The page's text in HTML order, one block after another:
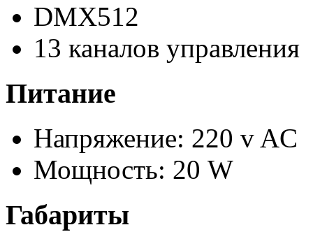
DMX512
13 каналов управления
Питание
Напряжение: 220 v AC
Мощность: 20 W
Габариты